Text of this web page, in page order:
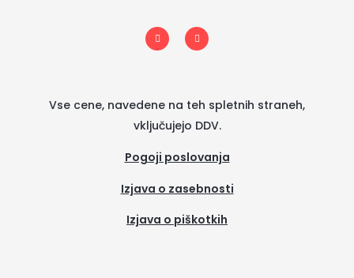
n
s
t
a
c
e
-
f
Vse cene, navedene na teh spletnih straneh,
vključujejo DDV.
Pogoji poslovanja
Izjava o zasebnosti
Izjava o piškotkih